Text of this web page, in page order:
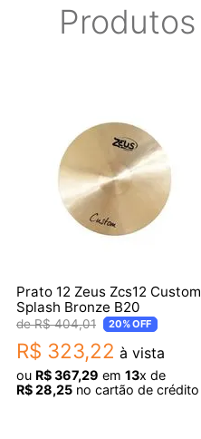
Prato 12 Zeus Zcs12 Custom
Splash Bronze B20
R$ 404,01 20%OFF
R$ 323,22 à vista
ou R$367,29 em 13x de
R$28,25 no cartão de crédito